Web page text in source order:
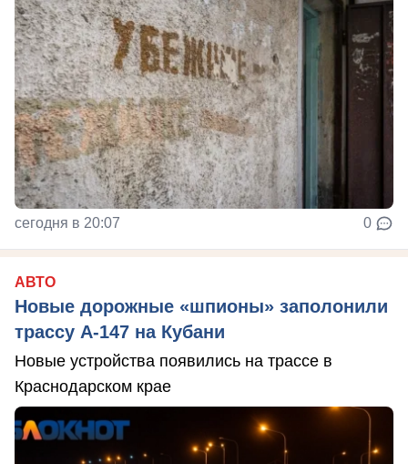
сегодня в 20:07 0
АВТО
Новые дорожные «шпионы» заполонили
трассу А-147 на Кубани
Новые устройства появились на трассе в
Краснодарском крае